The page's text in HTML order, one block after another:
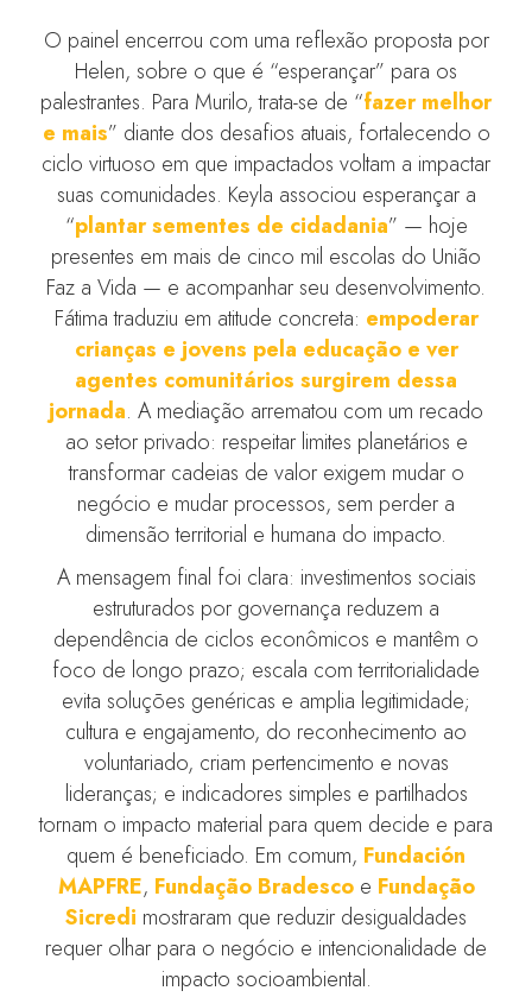
O painel encerrou com uma reflexão proposta por
Helen, sobre o que é “esperançar” para os
palestrantes. Para Murilo, trata-se de “fazer melhor
e mais” diante dos desafios atuais, fortalecendo o
ciclo virtuoso em que impactados voltam a impactar
suas comunidades. Keyla associou esperançar a
“plantar sementes de cidadania” — hoje
presentes em mais de cinco mil escolas do União
Faz a Vida — e acompanhar seu desenvolvimento.
Fátima traduziu em atitude concreta: empoderar
crianças e jovens pela educação e ver
agentes comunitários surgirem dessa
jornada. A mediação arrematou com um recado
ao setor privado: respeitar limites planetários e
transformar cadeias de valor exigem mudar o
negócio e mudar processos, sem perder a
dimensão territorial e humana do impacto.
A mensagem final foi clara: investimentos sociais
estruturados por governança reduzem a
dependência de ciclos econômicos e mantêm o
foco de longo prazo; escala com territorialidade
evita soluções genéricas e amplia legitimidade;
cultura e engajamento, do reconhecimento ao
voluntariado, criam pertencimento e novas
lideranças; e indicadores simples e partilhados
tornam o impacto material para quem decide e para
quem é beneficiado. Em comum, Fundación
MAPFRE, Fundação Bradescoe Fundação
Sicredi mostraram que reduzir desigualdades
requer olhar para o negócio e intencionalidade de
impacto socioambiental.